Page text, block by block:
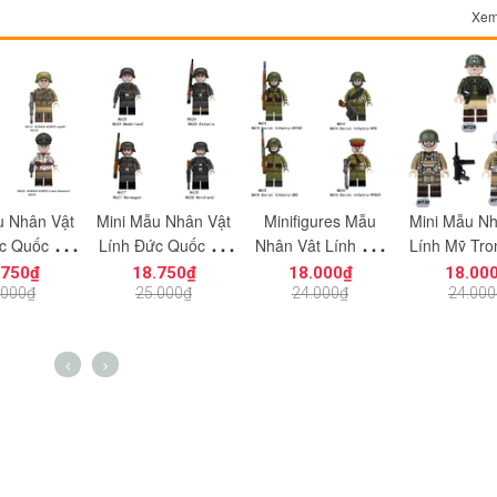
Nhân Vật
Quốc Xã
Nam
N620 Mô
Mini Mẫu Nhân Vật
Lính Đức Quốc Xa
Trong Thế Chiến 2
N625 - N628 Đồ Chơi
18.750₫
25.000₫
Minifigures Mẫu
Nhân Vật Lính Chỉ
Huy Liên Xô Trong
Thế Chiến II N613 -
18.000₫
24.000₫
Mini Mẫu
Lính Mỹ
Chiến II
Chơi Lắp